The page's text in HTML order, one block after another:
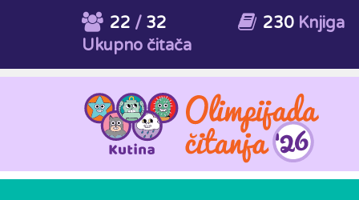
22 / 32
Ukupno čitača
230Knjiga